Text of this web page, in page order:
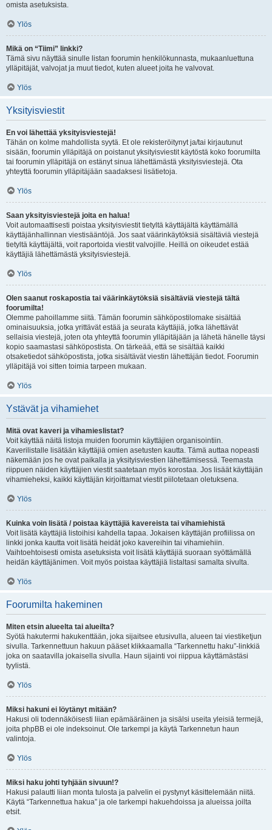
omista asetuksista.
Ylös
Mikä on “Tiimi” linkki?
Tämä sivu näyttää sinulle listan foorumin henkilökunnasta, mukaanluettuna
ylläpitäjät, valvojat ja muut tiedot, kuten alueet joita he valvovat.
Ylös
Yksityisviestit
En voi lähettää yksityisviestejä!
Tähän on kolme mahdollista syytä. Et ole rekisteröitynyt ja/tai kirjautunut
sisään, foorumin ylläpitäjä on poistanut yksityisviestit käytöstä koko foorumilta
tai foorumin ylläpitäjä on estänyt sinua lähettämästä yksityisviestejä. Ota
yhteyttä foorumin ylläpitäjään saadaksesi lisätietoja.
Ylös
Saan yksityisviestejä joita en halua!
Voit automaattisesti poistaa yksityisviestit tietyltä käyttäjältä käyttämällä
käyttäjänhallinnan viestisääntöjä. Jos saat väärinkäytöksiä sisältäviä viestejä
tietyltä käyttäjältä, voit raportoida viestit valvojille. Heillä on oikeudet estää
käyttäjiä lähettämästä yksityisviestejä.
Ylös
Olen saanut roskapostia tai väärinkäytöksiä sisältäviä viestejä tältä
foorumilta!
Olemme pahoillamme siitä. Tämän foorumin sähköpostilomake sisältää
ominaisuuksia, jotka yrittävät estää ja seurata käyttäjiä, jotka lähettävät
sellaisia viestejä, joten ota yhteyttä foorumin ylläpitäjään ja lähetä hänelle täysi
kopio saamastasi sähköpostista. On tärkeää, että se sisältää kaikki
otsaketiedot sähköpostista, jotka sisältävät viestin lähettäjän tiedot. Foorumin
ylläpitäjä voi sitten toimia tarpeen mukaan.
Ylös
Ystävät ja vihamiehet
Mitä ovat kaveri ja vihamieslistat?
Voit käyttää näitä listoja muiden foorumin käyttäjien organisointiin.
Kaverilistalle lisätään käyttäjiä omien asetusten kautta. Tämä auttaa nopeasti
näkemään jos he ovat paikalla ja yksityisviestien lähettämisessä. Teemasta
riippuen näiden käyttäjien viestit saatetaan myös korostaa. Jos lisäät käyttäjän
vihamieheksi, kaikki käyttäjän kirjoittamat viestit piilotetaan oletuksena.
Ylös
Kuinka voin lisätä / poistaa käyttäjiä kavereista tai vihamiehistä
Voit lisätä käyttäjiä listoihisi kahdella tapaa. Jokaisen käyttäjän profiilissa on
linkki jonka kautta voit lisätä heidät joko kavereihin tai vihamiehiin.
Vaihtoehtoisesti omista asetuksista voit lisätä käyttäjiä suoraan syöttämällä
heidän käyttäjänimen. Voit myös poistaa käyttäjiä listaltasi samalta sivulta.
Ylös
Foorumilta hakeminen
Miten etsin alueelta tai alueilta?
Syötä hakutermi hakukenttään, joka sijaitsee etusivulla, alueen tai viestiketjun
sivulla. Tarkennettuun hakuun pääset klikkaamalla “Tarkennettu haku”-linkkiä
joka on saatavilla jokaisella sivulla. Haun sijainti voi riippua käyttämästäsi
tyylistä.
Ylös
Miksi hakuni ei löytänyt mitään?
Hakusi oli todennäköisesti liian epämääräinen ja sisälsi useita yleisiä termejä,
joita phpBB ei ole indeksoinut. Ole tarkempi ja käytä Tarkennetun haun
valintoja.
Ylös
Miksi haku johti tyhjään sivuun!?
Hakusi palautti liian monta tulosta ja palvelin ei pystynyt käsittelemään niitä.
Käytä “Tarkennettua hakua” ja ole tarkempi hakuehdoissa ja alueissa joilta
etsit.